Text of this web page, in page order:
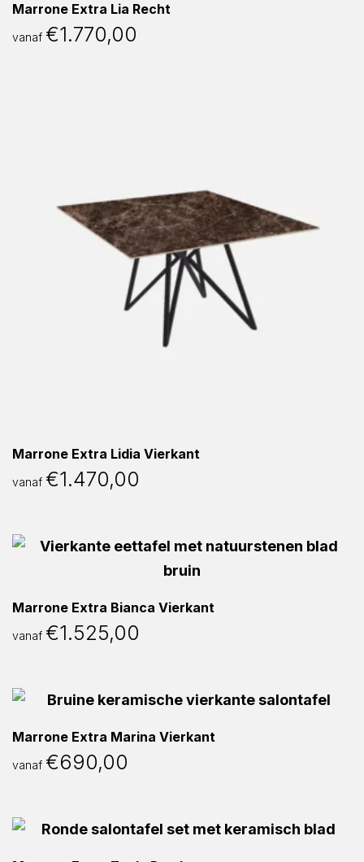
Marrone Extra Lia Recht
vanaf €1.770,00
Marrone Extra Lidia Vierkant
vanaf €1.470,00
Marrone Extra Bianca Vierkant
vanaf €1.525,00
Marrone Extra Marina Vierkant
vanaf €690,00